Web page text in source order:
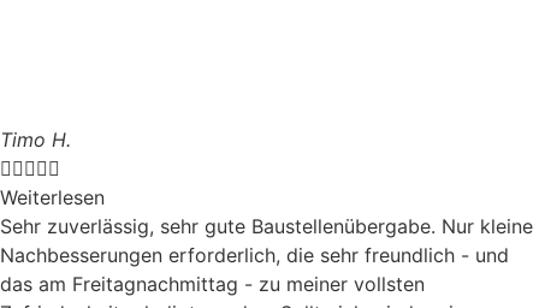
Timo H.

Weiterlesen
Sehr zuverlässig, sehr gute Baustellenübergabe. Nur kleine
Nachbesserungen erforderlich, die sehr freundlich - und
das am Freitagnachmittag - zu meiner vollsten